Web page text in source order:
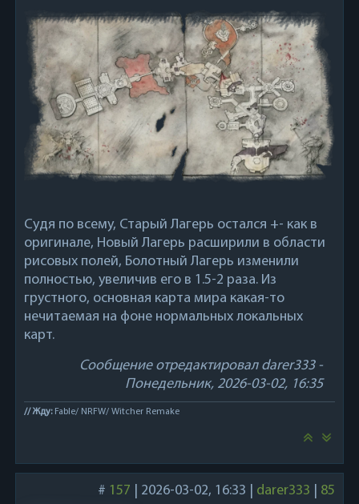
Судя по всему, Старый Лагерь остался +- как в
оригинале, Новый Лагерь расширили в области
рисовых полей, Болотный Лагерь изменили
полностью, увеличив его в 1.5-2 раза. Из
грустного, основная карта мира какая-то
нечитаемая на фоне нормальных локальных
карт.
Сообщение отредактировал darer333-
Понедельник, 2026-03-02, 16:35
// Жду:Fable/ NRFW/ Witcher Remake
# 157 2026-03-02, 16:33 darer333 85